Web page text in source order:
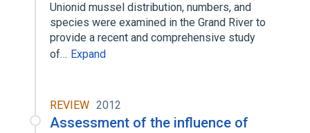
Unionid mussel distribution, numbers, and
species were examined in the Grand River to
provide a recent and comprehensive study
of… Expand
REVIEW 2012
Assessment of the influence of